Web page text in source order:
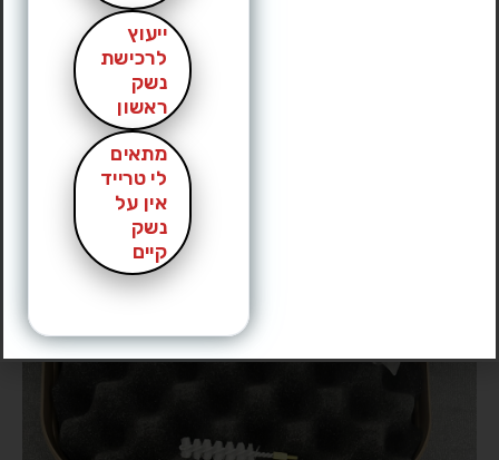
ייעוץ
לרכישת
נשק
ראשון
מתאים
לי טרייד
אין על
נשק
קיים